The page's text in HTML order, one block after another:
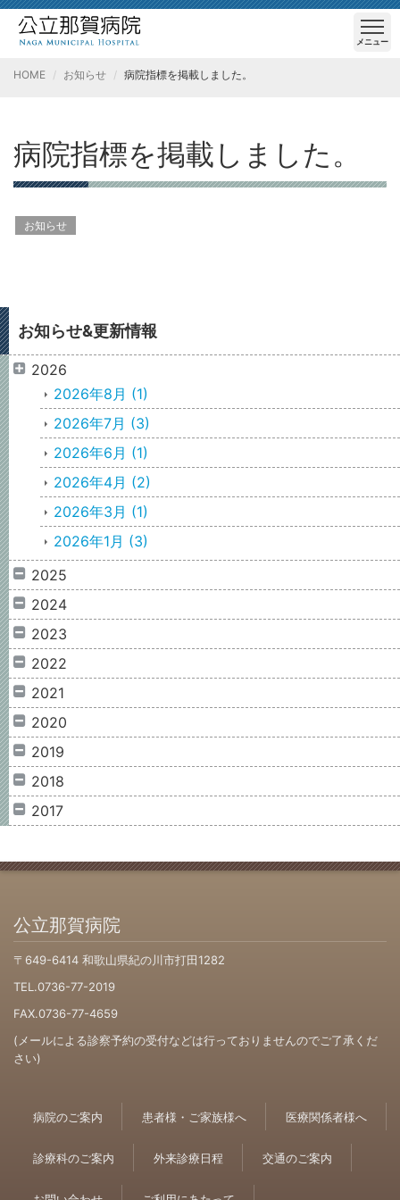
メニュー
HOME お知らせ 病院指標を掲載しました。
病院指標を掲載しました。
お知らせ
お知らせ&更新情報
2026
2026年8月 (1)
2026年7月 (3)
2026年6月 (1)
2026年4月 (2)
2026年3月 (1)
2026年1月 (3)
2025
2024
2023
2022
2021
2020
2019
2018
2017
公立那賀病院
〒649-6414 和歌山県紀の川市打田1282
TEL.0736-77-2019
FAX.0736-77-4659
(メールによる診察予約の受付などは行っておりませんのでご了承くだ
さい)
病院のご案内 患者様・ご家族様へ 医療関係者様へ
診療科のご案内 外来診療日程 交通のご案内